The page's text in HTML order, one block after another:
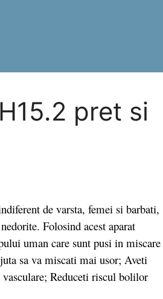
pret si
de varsta, femei si barbati,
Folosind acest aparat
uman care sunt pusi in miscare
sa va miscati mai usor; Aveti
Reduceti riscul bolilor